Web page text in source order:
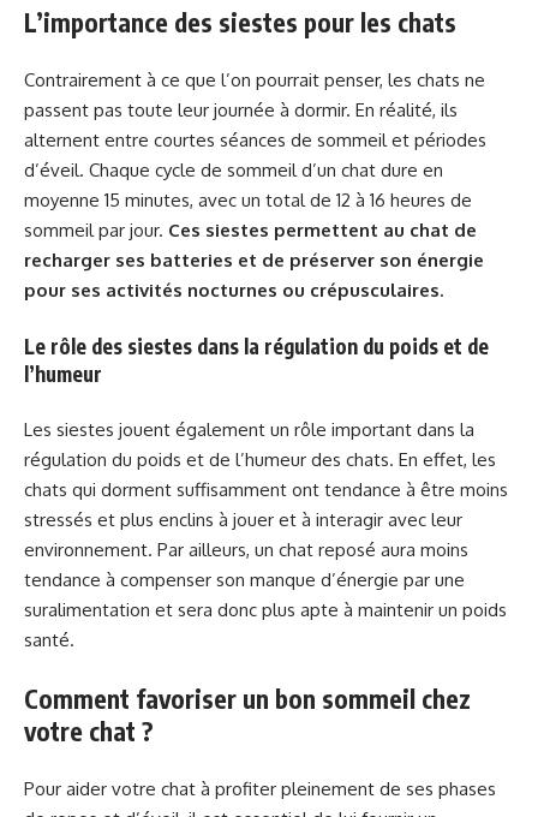
L’importance des siestes pour les chats
Contrairement à ce que l’on pourrait penser, les chats ne
passent pas toute leur journée à dormir. En réalité, ils
alternent entre courtes séances de sommeil et périodes
d’éveil. Chaque cycle de sommeil d’un chat dure en
moyenne 15 minutes, avec un total de 12 à 16 heures de
sommeil par jour. Ces siestes permettent au chat de
recharger ses batteries et de préserver son énergie
pour ses activités nocturnes ou crépusculaires.
Le rôle des siestes dans la régulation du poids et de
l’humeur
Les siestes jouent également un rôle important dans la
régulation du poids et de l’humeur des chats. En effet, les
chats qui dorment suffisamment ont tendance à être moins
stressés et plus enclins à jouer et à interagir avec leur
environnement. Par ailleurs, un chat reposé aura moins
tendance à compenser son manque d’énergie par une
suralimentation et sera donc plus apte à maintenir un poids
santé.
Comment favoriser un bon sommeil chez
votre chat ?
Pour aider votre chat à profiter pleinement de ses phases